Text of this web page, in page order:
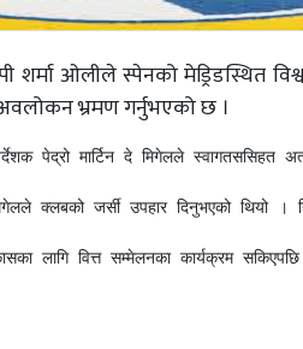
शर्मा ओलीले स्पेनको मेड्रिडस्थित
भ्रमण गर्नुभएको छ ।
निर्देशक पेद्रो मार्टिन दे मिगेलले
क्लबको जर्सी उपहार दिनुभएको थियो ।
लागि वित्त सम्मेलनका कार्यक्रम